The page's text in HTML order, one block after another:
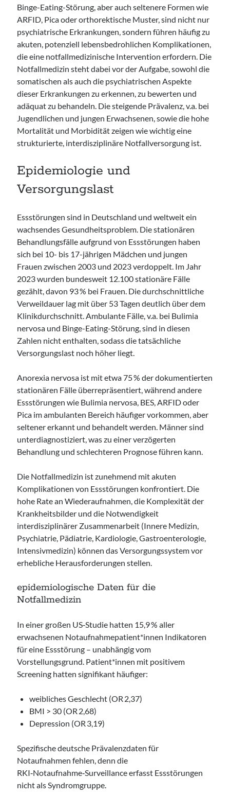
Binge-Eating-Störung, aber auch seltenere Formen wie
ARFID, Pica oder orthorektische Muster, sind nicht nur
psychiatrische Erkrankungen, sondern führen häufig zu
akuten, potenziell lebensbedrohlichen Komplikationen,
die eine notfallmedizinische Intervention erfordern. Die
Notfallmedizin steht dabei vor der Aufgabe, sowohl die
somatischen als auch die psychiatrischen Aspekte
dieser Erkrankungen zu erkennen, zu bewerten und
adäquat zu behandeln. Die steigende Prävalenz, v.a. bei
Jugendlichen und jungen Erwachsenen, sowie die hohe
Mortalität und Morbidität zeigen wie wichtig eine
strukturierte, interdisziplinäre Notfallversorgung ist.
Epidemiologie und
Versorgungslast
Essstörungen sind in Deutschland und weltweit ein
wachsendes Gesundheitsproblem. Die stationären
Behandlungsfälle aufgrund von Essstörungen haben
sich bei 10- bis 17-jährigen Mädchen und jungen
Frauen zwischen 2003 und 2023 verdoppelt. Im Jahr
2023 wurden bundesweit 12.100 stationäre Fälle
gezählt, davon 93 % bei Frauen. Die durchschnittliche
Verweildauer lag mit über 53 Tagen deutlich über dem
Klinikdurchschnitt. Ambulante Fälle, v.a. bei Bulimia
nervosa und Binge-Eating-Störung, sind in diesen
Zahlen nicht enthalten, sodass die tatsächliche
Versorgungslast noch höher liegt.
Anorexia nervosa ist mit etwa 75 % der dokumentierten
stationären Fälle überrepräsentiert, während andere
Essstörungen wie Bulimia nervosa, BES, ARFID oder
Pica im ambulanten Bereich häufiger vorkommen, aber
seltener erkannt und behandelt werden. Männer sind
unterdiagnostiziert, was zu einer verzögerten
Behandlung und schlechteren Prognose führen kann.
Die Notfallmedizin ist zunehmend mit akuten
Komplikationen von Essstörungen konfrontiert. Die
hohe Rate an Wiederaufnahmen, die Komplexität der
Krankheitsbilder und die Notwendigkeit
interdisziplinärer Zusammenarbeit (Innere Medizin,
Psychiatrie, Pädiatrie, Kardiologie, Gastroenterologie,
Intensivmedizin) können das Versorgungssystem vor
erhebliche Herausforderungen stellen.
epidemiologische Daten für die
Notfallmedizin
In einer großen US‑Studie hatten 15,9 % aller
erwachsenen Notaufnahmepatient*innen Indikatoren
für eine Essstörung – unabhängig vom
Vorstellungsgrund. Patient*innen mit positivem
Screening hatten signifikant häufiger:
weibliches Geschlecht (OR 2,37)
BMI > 30 (OR 2,68)
Depression (OR 3,19)
Spezifische deutsche Prävalenzdaten für
Notaufnahmen fehlen, denn die
RKI‑Notaufnahme‑Surveillance erfasst Essstörungen
nicht als Syndromgruppe.